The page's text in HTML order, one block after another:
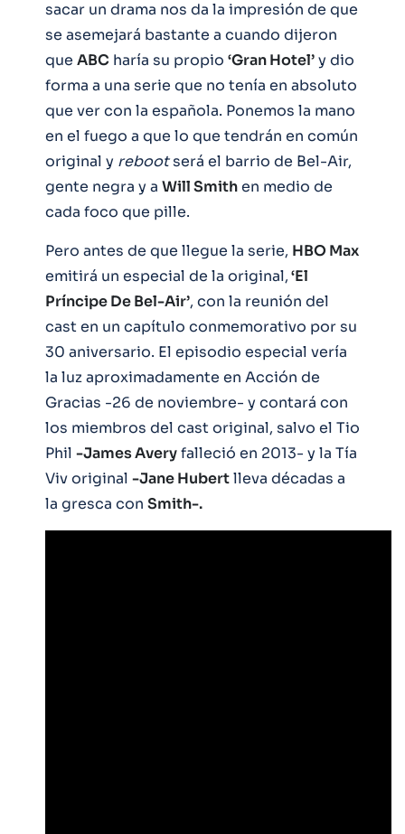
sacar un drama nos da la impresión de que
se asemejará bastante a cuando dijeron
que ABC haría su propio ‘Gran Hotel’y dio
forma a una serie que no tenía en absoluto
que ver con la española. Ponemos la mano
en el fuego a que lo que tendrán en común
original y rebootserá el barrio de Bel-Air,
gente negra y a Will Smithen medio de
cada foco que pille.
Pero antes de que llegue la serie, HBO Max
emitirá un especial de la original,‘El
Príncipe De Bel-Air’, con la reunión del
cast en un capítulo conmemorativo por su
30 aniversario. El episodio especial vería
la luz aproximadamente en Acción de
Gracias -26 de noviembre- y contará con
los miembros del cast original, salvo el Tio
Phil -James Averyfalleció en 2013- y la Tía
Viv original -Jane Hubertlleva décadas a
la gresca con Smith-.